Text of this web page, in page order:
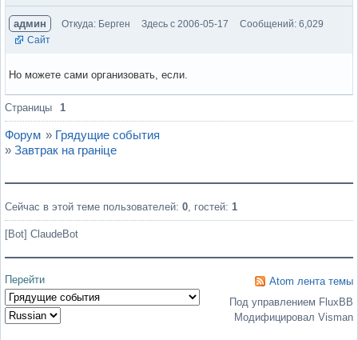
админ Откуда: Берген Здесь с 2006-05-17
Сообщений: 6,029
Сайт
Но можете сами организовать, если.
Вне форума
Страницы 1
Форум » Грядущие события
» Завтрак на гранiце
Сейчас в этой теме пользователей: 0 , гостей: 1
[Bot] ClaudeBot
Перейти
Atom лента темы
Под управлением FluxBB
Модифицировал Visman